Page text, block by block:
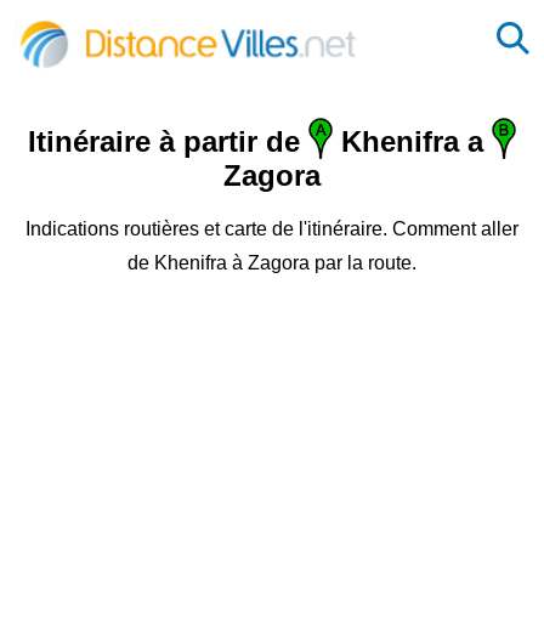
Itinéraire à partir de
Khenifra a
Zagora
Indications routières et carte de l'itinéraire. Comment aller
de Khenifra à Zagora par la route.